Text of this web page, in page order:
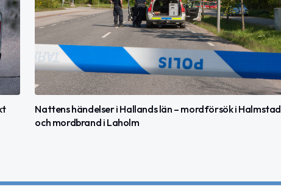
Nattens händelser i Hallands län – mordförsök i Halmstad
och mordbrand i Laholm